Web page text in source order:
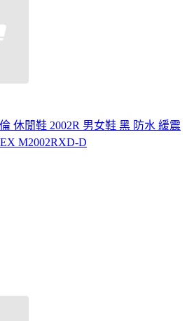
休閒鞋 2002R 男女鞋 黑 防水 緩震
M2002RXD-D